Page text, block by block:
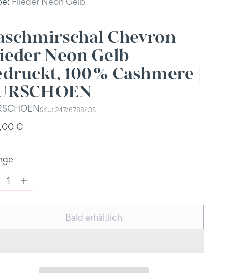
Chevron
Neon Gelb –
100 % Cashmere |
SKU: 247/6788/OS
€
Bald erhältlich